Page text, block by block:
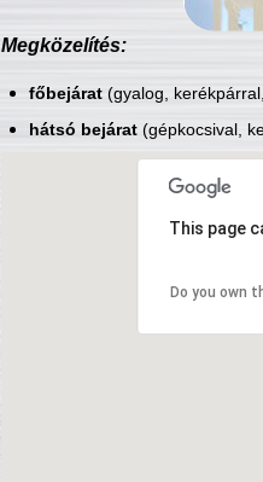
Megközelítés:
főbejárat(gyalog,
hátsó bejárat(gépkocsival,
This page
Do you own